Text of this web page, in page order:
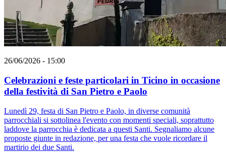
26/06/2026 - 15:00
Celebrazioni e feste particolari in Ticino in occasione
della festività di San Pietro e Paolo
Lunedì 29, festa di San Pietro e Paolo, in diverse comunità
parrocchiali si sottolinea l'evento con momenti speciali, soprattutto
laddove la parrocchia è dedicata a questi Santi. Segnaliamo alcune
proposte giunte in redazione, per una festa che vuole ricordare il
martirio dei due Santi.